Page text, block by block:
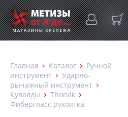
Главная Каталог
Ручной
инструмент
Ударно-
рычажный инструмент
Кувалды
Thorvik
Фибергласс рукоятка